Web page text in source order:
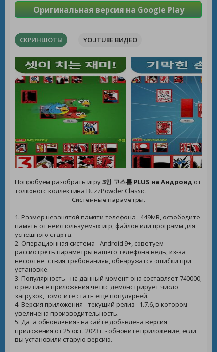
Оригинальная версия на Google Play
СКРИНШОТЫ YOUTUBE ВИДЕО
Попробуем разобрать игру3인 고스톱 PLUS на Андроид от
толкового коллектива BuzzPowder Classic.
Системные параметры.
1. Размер незанятой памяти телефона - 449MB, освободите
память от неиспользуемых игр, файлов или программ для
успешного старта.
2. Операционная система - Android 9+, советуем
рассмотреть параметры вашего телефона ведь, из-за
несоответствия требованиям, обнаружатся ошибки при
установке.
3. Популярность - на данный момент она составляет 740000,
о рейтинге приложения четко демонстрирует число
загрузок, помогите стать еще популярней.
4. Версия приложения - текущий релиз - 1.7.6, в котором
увеличена производительность.
5. Дата обновления - на сайте добавлена версия
приложения от 25 окт. 2023 г. - обновите приложение, если
вы установили старую версию.